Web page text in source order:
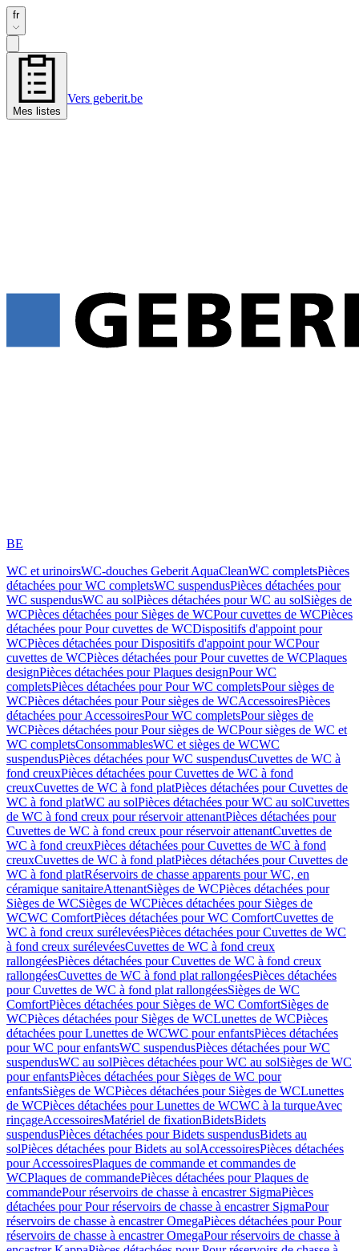
fr
Mes listes
Vers geberit.be
BE
WC et urinoirsWC-douches Geberit AquaCleanWC completsPièces
détachées pour WC completsWC suspendusPièces détachées pour
WC suspendusWC au solPièces détachées pour WC au solSièges de
WCPièces détachées pour Sièges de WCPour cuvettes de WCPièces
détachées pour Pour cuvettes de WCDispositifs d'appoint pour
WCPièces détachées pour Dispositifs d'appoint pour WCPour
cuvettes de WCPièces détachées pour Pour cuvettes de WCPlaques
designPièces détachées pour Plaques designPour WC
completsPièces détachées pour Pour WC completsPour sièges de
WCPièces détachées pour Pour sièges de WCAccessoiresPièces
détachées pour AccessoiresPour WC completsPour sièges de
WCPièces détachées pour Pour sièges de WCPour sièges de WC et
WC completsConsommablesWC et sièges de WCWC
suspendusPièces détachées pour WC suspendusCuvettes de WC à
fond creuxPièces détachées pour Cuvettes de WC à fond
creuxCuvettes de WC à fond platPièces détachées pour Cuvettes de
WC à fond platWC au solPièces détachées pour WC au solCuvettes
de WC à fond creux pour réservoir attenantPièces détachées pour
Cuvettes de WC à fond creux pour réservoir attenantCuvettes de
WC à fond creuxPièces détachées pour Cuvettes de WC à fond
creuxCuvettes de WC à fond platPièces détachées pour Cuvettes de
WC à fond platRéservoirs de chasse apparents pour WC, en
céramique sanitaireAttenantSièges de WCPièces détachées pour
Sièges de WCSièges de WCPièces détachées pour Sièges de
WCWC ComfortPièces détachées pour WC ComfortCuvettes de
WC à fond creux surélevéesPièces détachées pour Cuvettes de WC
à fond creux surélevéesCuvettes de WC à fond creux
rallongéesPièces détachées pour Cuvettes de WC à fond creux
rallongéesCuvettes de WC à fond plat rallongéesPièces détachées
pour Cuvettes de WC à fond plat rallongéesSièges de WC
ComfortPièces détachées pour Sièges de WC ComfortSièges de
WCPièces détachées pour Sièges de WCLunettes de WCPièces
détachées pour Lunettes de WCWC pour enfantsPièces détachées
pour WC pour enfantsWC suspendusPièces détachées pour WC
suspendusWC au solPièces détachées pour WC au solSièges de WC
pour enfantsPièces détachées pour Sièges de WC pour
enfantsSièges de WCPièces détachées pour Sièges de WCLunettes
de WCPièces détachées pour Lunettes de WCWC à la turqueAvec
rinçageAccessoiresMatériel de fixationBidetsBidets
suspendusPièces détachées pour Bidets suspendusBidets au
solPièces détachées pour Bidets au solAccessoiresPièces détachées
pour AccessoiresPlaques de commande et commandes de
WCPlaques de commandePièces détachées pour Plaques de
commandePour réservoirs de chasse à encastrer SigmaPièces
détachées pour Pour réservoirs de chasse à encastrer SigmaPour
réservoirs de chasse à encastrer OmegaPièces détachées pour Pour
réservoirs de chasse à encastrer OmegaPour réservoirs de chasse à